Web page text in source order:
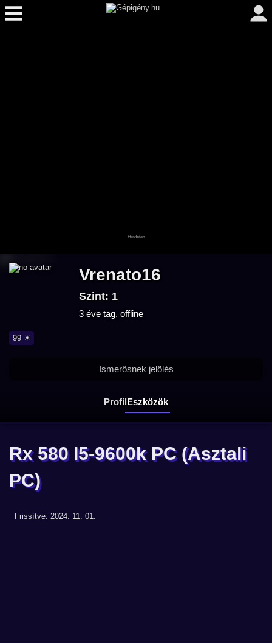
Vrenato16
Szint: 1
3 éve tag, offline
99 ☀
ProfilEszközök
Ismerősnek jelölés
Rx 580 I5-9600k PC (Asztali
PC)
Frissítve: 2024. 11. 01.